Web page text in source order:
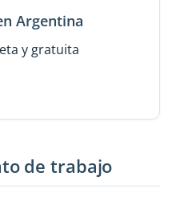
Argentina
y gratuita
de trabajo